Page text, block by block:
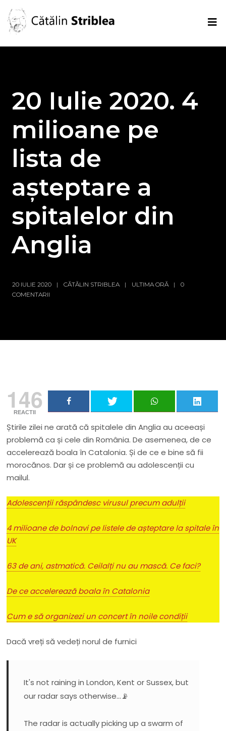
20 Iulie 2020. 4
milioane pe
lista de
așteptare a
spitalelor din
Anglia
20 IULIE 2020 CĂTĂLIN STRIBLEA ULTIMA ORĂ
0
COMENTARII
146
REACTII
Știrile zilei ne arată că spitalele din Anglia au aceeași
problemă ca și cele din România. De asemenea, de ce
accelerează boala în Catalonia. Și de ce e bine să fii
morocănos. Dar și ce problemă au adolescenții cu
mailul.
Adolescenții răspândesc virusul precum adulții
4 milioane de bolnavi pe listele de așteptare la spitale în
UK
63 de ani, astmatică. Ceilalți nu au mască. Ce faci?
De ce accelerează boala în Catalonia
Cum e să organizezi un concert în noile condiții
Dacă vreți să vedeți norul de furnici
It's not raining in London, Kent or Sussex, but
our radar says otherwise…📡
The radar is actually picking up a swarm of